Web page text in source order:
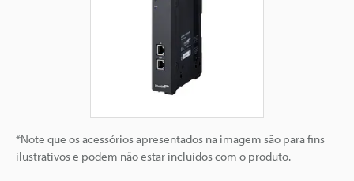
*Note que os acessórios apresentados na imagem são para fins
ilustrativos e podem não estar incluídos com o produto.